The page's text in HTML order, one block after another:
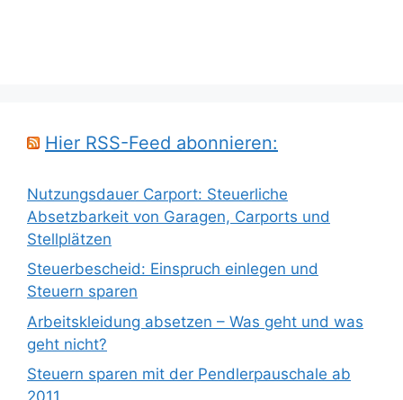
Hier RSS-Feed abonnieren:
Nutzungsdauer Carport: Steuerliche
Absetzbarkeit von Garagen, Carports und
Stellplätzen
Steuerbescheid: Einspruch einlegen und
Steuern sparen
Arbeitskleidung absetzen – Was geht und was
geht nicht?
Steuern sparen mit der Pendlerpauschale ab
2011